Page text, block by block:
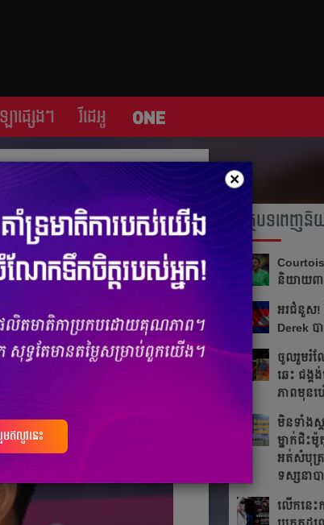
ា​ផ្សេង​ៗ វីដេអូ
ក្នុង​ព្រឹត្ដិការណ៍​បាល់
បាល់ទាត់​មិត្ដភាព​សប្បុរសធម៌ នឹង​
អត្ថបទពេញនិ
និយាយ​ពា
អរ​ជំនួស!​
Derek​ ប
ចូលរួម​រំល
ឆេះ​ ជង្
ភាព​មុន​
មិនទាំងស្
ម្នាក់ជិះ
អត់សំបុត្
ទស្សនា​ប
លើក​នេះ​
×
ឥលូវនេះ